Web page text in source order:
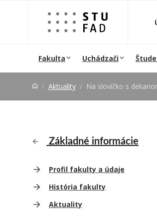
Prejsť na obsah
Fakulta Uchádzači
Aktuality Na slovíčko s
Základné informácie
Profil fakulty a údaje
História fakulty
Aktuality